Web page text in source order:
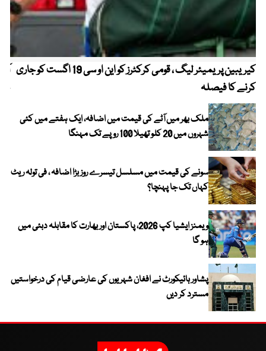
کیریبین پریمیئر لیگ ، قومی کرکٹرز کو این او سی 19 اگست کو جاری
کرنے کا فیصلہ
ملک بھر میں آٹے کی قیمت میں اضافہ، ایک ہفتے میں کئی
شہروں میں 20 کلو تھیلا 100 روپے تک مہنگا
سونے کی قیمت میں مسلسل تیسرے روز بڑا اضافہ ، فی تولہ ریٹ
کہاں تک جا پہنچا؟
ویمنز ایشیا کپ 2026، پاکستان اور بھارت کا مقابلہ دبئی میں
ہو گا
پشاور ہائیکورٹ نے افغان شہریوں کی عارضی قیام کی درخواستیں
مسترد کر دیں